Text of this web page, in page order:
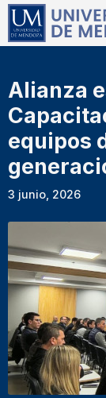
Alianza
equipos
3 junio, 2026